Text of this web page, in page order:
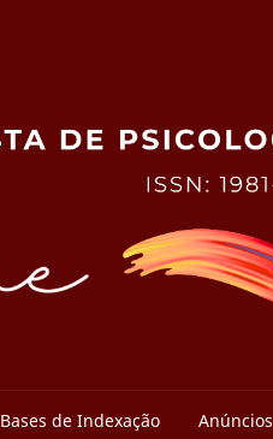
Bases de Indexação Anúncios